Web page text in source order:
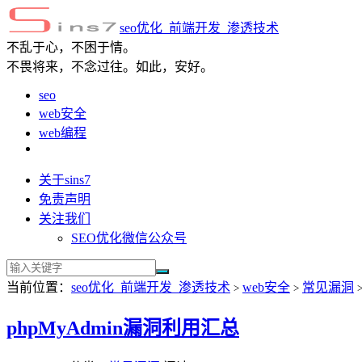
seo优化_前端开发_渗透技术
不乱于心，不困于情。
不畏将来，不念过往。如此，安好。
seo
web安全
web编程
关于sins7
免责声明
关注我们
SEO优化微信公众号
当前位置： seo优化_前端开发_渗透技术 > web安全 > 常见漏洞 >
phpMyAdmin漏洞利用汇总